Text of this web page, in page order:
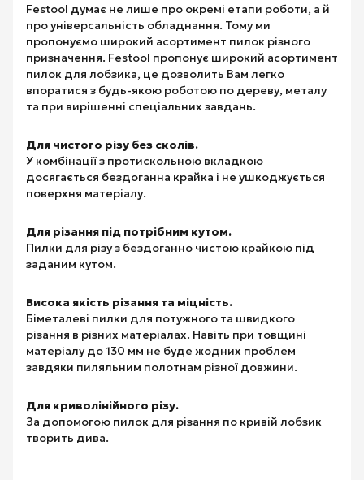
Festool думає не лише про окремі етапи роботи, а й
про універсальність обладнання. Тому ми
пропонуємо широкий асортимент пилок різного
призначення. Festool пропонує широкий асортимент
пилок для лобзика, це дозволить Вам легко
впоратися з будь-якою роботою по дереву, металу
та при вирішенні спеціальних завдань.
Для чистого різу без сколів.
У комбінації з протискольною вкладкою
досягається бездоганна крайка і не ушкоджується
поверхня матеріалу.
Для різання під потрібним кутом.
Пилки для різу з бездоганно чистою крайкою під
заданим кутом.
Висока якість різання та міцність.
Біметалеві пилки для потужного та швидкого
різання в різних матеріалах. Навіть при товщині
матеріалу до 130 мм не буде жодних проблем
завдяки пиляльним полотнам різної довжини.
Для криволінійного різу.
За допомогою пилок для різання по кривій лобзик
творить дива.